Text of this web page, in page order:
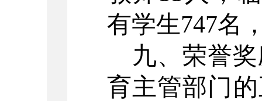
有学生747名
九、荣誉
育主管部门